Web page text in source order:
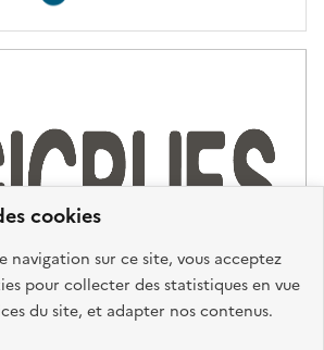
cookies
navigation sur ce site, vous acceptez
pour collecter des statistiques en vue
du site, et adapter nos contenus.